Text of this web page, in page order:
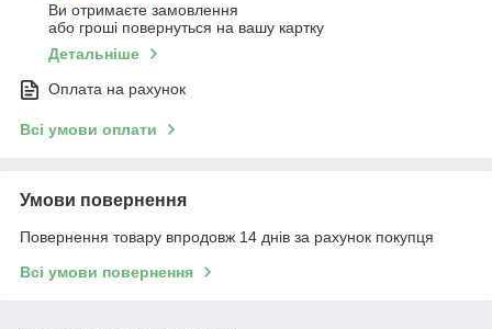
Ви отримаєте замовлення
або гроші повернуться на вашу картку
Детальніше
Оплата на рахунок
Всі умови оплати
Умови повернення
Повернення товару впродовж 14 днів за рахунок покупця
Всі умови повернення